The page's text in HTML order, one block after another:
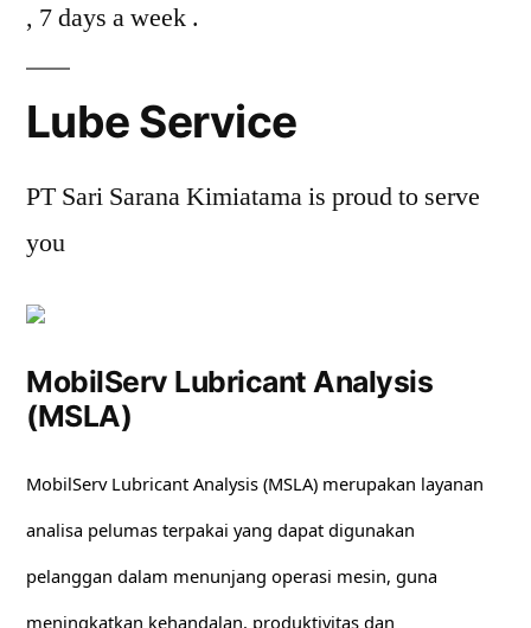
, 7 days a week .
Lube Service
PT Sari Sarana Kimiatama is proud to serve
you
MobilServ Lubricant Analysis
(MSLA)
MobilServ Lubricant Analysis (MSLA) merupakan layanan
analisa pelumas terpakai yang dapat digunakan
pelanggan dalam menunjang operasi mesin, guna
meningkatkan kehandalan, produktivitas dan